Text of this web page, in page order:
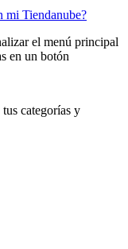
mi Tiendanube?
el menú principal
en un botón
categorías y